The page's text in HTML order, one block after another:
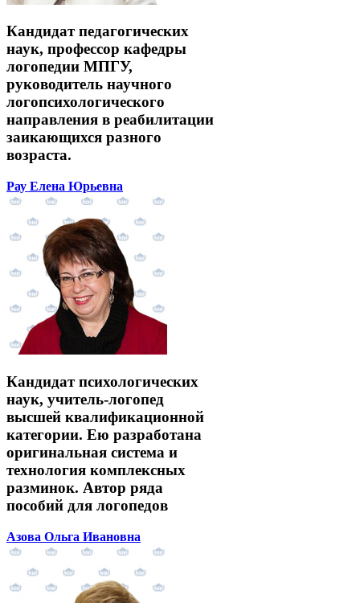
Кандидат педагогических
наук, профессор кафедры
логопедии МПГУ,
руководитель научного
логопсихологического
направления в реабилитации
заикающихся разного
возраста.
Рау Елена Юрьевна
Кандидат психологических
наук, учитель-логопед
высшей квалификационной
категории. Ею разработана
оригинальная система и
технология комплексных
разминок. Автор ряда
пособий для логопедов
Азова Ольга Ивановна